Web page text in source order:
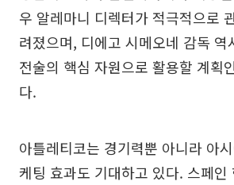
우 알레마니 디렉터가 적극적으로
려졌으며, 디에고 시메오네 감독 역
전술의 핵심 자원으로 활용할 계획
다.
아틀레티코는 경기력뿐 아니라 아
케팅 효과도 기대하고 있다. 스페인